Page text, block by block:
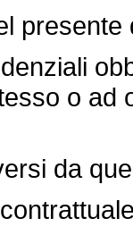
o ad
da